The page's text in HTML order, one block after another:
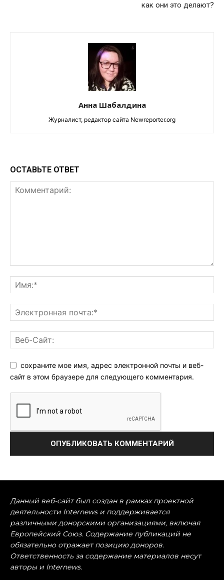
как они это делают?
Анна Шабалдина
Журналист, редактор сайта Newreporter.org
ОСТАВЬТЕ ОТВЕТ
сохраните мое имя, адрес электронной почты и веб-
сайт в этом браузере для следующего комментария.
Данный веб-сайт был создан в рамках проектной
деятельности Internews и поддерживается
различными донорскими организациями, включая
Европейский Союз. Содержание публикаций не
обязательно отражает позицию доноров.
Ответственность за содержание материалов несут
авторы и Internews.